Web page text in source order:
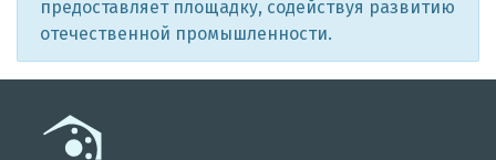
предоставляет площадку, содействуя развитию
отечественной промышленности.